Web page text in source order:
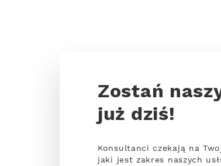
Zostań
już dziś!
Konsultanci czekają na
jaki jest zakres naszych